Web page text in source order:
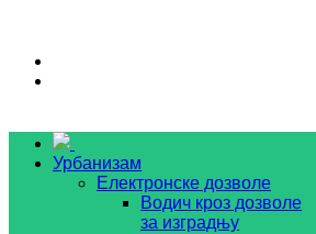
Урбанизам
Електронске дозволе
Водич кроз дозволе
за изградњу